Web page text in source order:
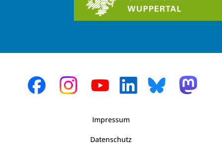
Impressum
Datenschutz